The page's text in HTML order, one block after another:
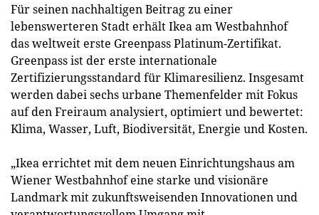
Für seinen nachhaltigen Beitrag zu einer
lebenswerteren Stadt erhält Ikea am Westbahnhof
das weltweit erste Greenpass Platinum-Zertifikat.
Greenpass ist der erste internationale
Zertifizierungsstandard für Klimaresilienz. Insgesamt
werden dabei sechs urbane Themenfelder mit Fokus
auf den Freiraum analysiert, optimiert und bewertet:
Klima, Wasser, Luft, Biodiversität, Energie und Kosten.
„Ikea errichtet mit dem neuen Einrichtungshaus am
Wiener Westbahnhof eine starke und visionäre
Landmark mit zukunftsweisenden Innovationen und